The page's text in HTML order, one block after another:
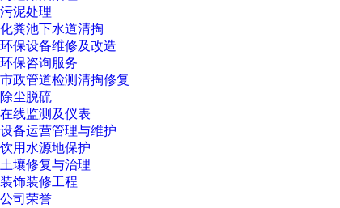
污泥处理
化粪池下水道清掏
环保设备维修及改造
环保咨询服务
市政管道检测清掏修复
除尘脱硫
在线监测及仪表
设备运营管理与维护
饮用水源地保护
土壤修复与治理
装饰装修工程
公司荣誉